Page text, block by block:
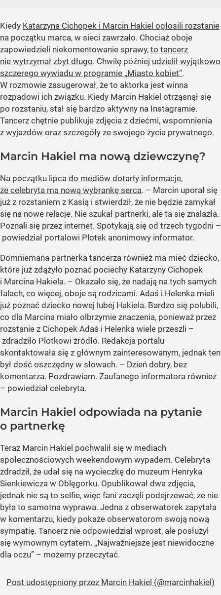
Kiedy Katarzyna Cichopek i Marcin Hakiel ogłosili rozstanie
na początku marca, w sieci zawrzało. Chociaż oboje
zapowiedzieli niekomentowanie sprawy, to tancerz
nie wytrzymał zbyt długo. Chwilę później udzielił wyjątkowo
szczerego wywiadu w programie „Miasto kobiet”.
W rozmowie zasugerował, że to aktorka jest winna
rozpadowi ich związku. Kiedy Marcin Hakiel otrząsnął się
po rozstaniu, stał się bardzo aktywny na Instagramie.
Tancerz chętnie publikuje zdjęcia z dziećmi, wspomnienia
z wyjazdów oraz szczegóły ze swojego życia prywatnego.
Marcin Hakiel ma nową dziewczynę?
Na początku lipca do mediów dotarły informacje,
że celebryta ma nową wybrankę serca. – Marcin uporał się
już z rozstaniem z Kasią i stwierdził, że nie będzie zamykał
się na nowe relacje. Nie szukał partnerki, ale ta się znalazła.
Poznali się przez internet. Spotykają się od trzech tygodni –
powiedział portalowi Plotek anonimowy informator.
Domniemana partnerka tancerza również ma mieć dziecko,
które już zdążyło poznać pociechy Katarzyny Cichopek
i Marcina Hakiela. – Okazało się, że nadają na tych samych
falach, co więcej, oboje są rodzicami. Adaś i Helenka mieli
już poznać dziecko nowej lubej Hakiela. Bardzo się polubili,
co dla Marcina miało olbrzymie znaczenia, ponieważ przez
rozstanie z Cichopek Adaś i Helenka wiele przeszli –
zdradziło Plotkowi źródło. Redakcja portalu
skontaktowała się z głównym zainteresowanym, jednak ten
był dość oszczędny w słowach. – Dzień dobry, bez
komentarza. Pozdrawiam. Zaufanego informatora również
– powiedział celebryta.
Marcin Hakiel odpowiada na pytanie
o partnerkę
Teraz Marcin Hakiel pochwalił się w mediach
społecznościowych weekendowym wypadem. Celebryta
zdradził, że udał się na wycieczkę do muzeum Henryka
Sienkiewicza w Oblęgorku. Opublikował dwa zdjęcia,
jednak nie są to selfie, więc fani zaczęli podejrzewać, że nie
była to samotna wyprawa. Jedna z obserwatorek zapytała
w komentarzu, kiedy pokaże obserwatorom swoją nową
sympatię. Tancerz nie odpowiedział wprost, ale posłużył
się wymownym cytatem. „Najważniejsze jest niewidoczne
dla oczu” – możemy przeczytać.
Post udostępniony przez Marcin Hakiel (@marcinhakiel)